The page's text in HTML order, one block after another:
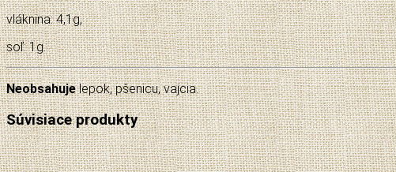
vláknina: 4,1g,
soľ: 1g.
Neobsahujelepok, pšenicu, vajcia.
Súvisiace produkty